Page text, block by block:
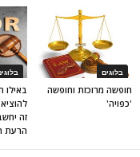
באילו
זה
הרעת
בלוגים
חופשה מרוכזת וחופשה
'כפויה'